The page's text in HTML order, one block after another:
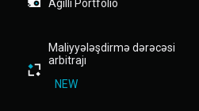
Ağıllı Portfolio
Maliyyələşdirmə dərəcəsi
arbitrajı
NEW